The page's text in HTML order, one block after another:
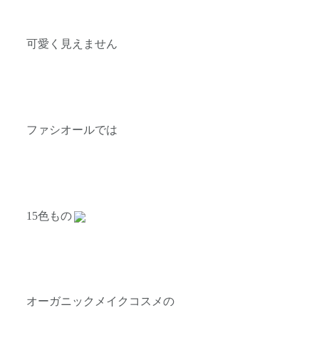
可愛く見えません
ファシオールでは
15色もの
オーガニックメイクコスメの